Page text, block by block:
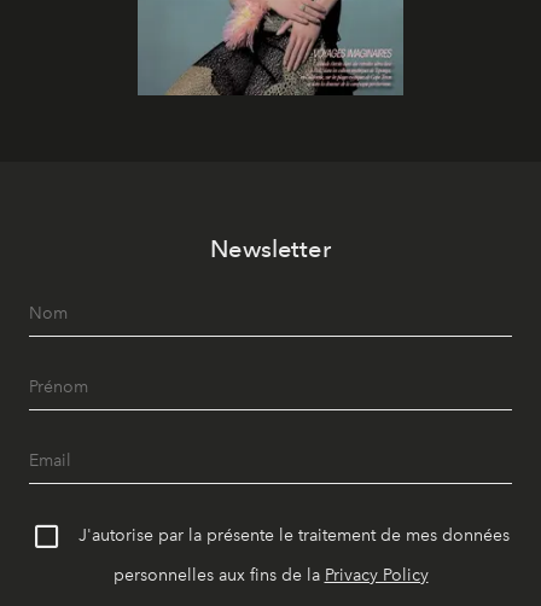
Newsletter
J'autorise par la présente le traitement de mes données
personnelles aux fins de la Privacy Policy